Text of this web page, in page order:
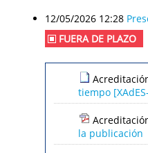
12/05/2026 12:28
FUERA DE PLAZO
tiempo
la publicación